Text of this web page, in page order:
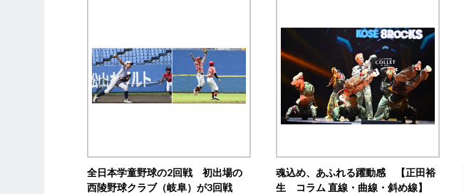
全日本学童野球の2回戦 初出場の
西陵野球クラブ（岐阜）が3回戦
魂込め、あふれる躍動感 【正田裕
生 コラム 直線・曲線・斜め線】